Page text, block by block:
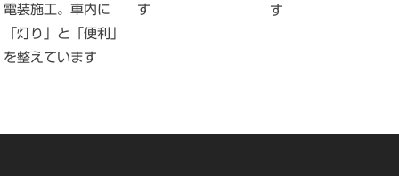
電装施工。車内に
「灯り」と「便利」
を整えています
す
す